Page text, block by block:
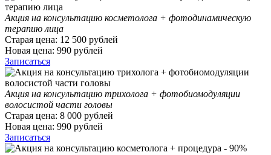
Акция на консультацию косметолога + фотодинамическую
терапию лица
Старая цена: 12 500 рублей
Новая цена: 990 рублей
Записаться
Акция на консультацию трихолога + фотобиомодуляции
волосистой части головы
Старая цена: 8 000 рублей
Новая цена: 990 рублей
Записаться